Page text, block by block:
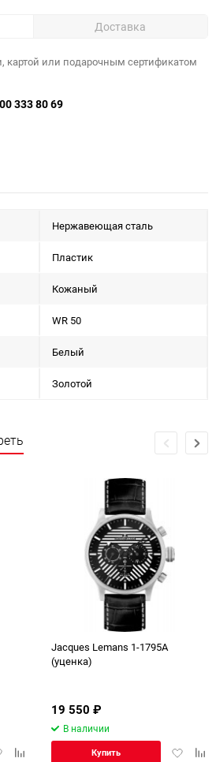
Доставка
картой или подарочным сертификатом
333 80 69
Нержавеющая сталь
Пластик
Кожаный
WR 50
Белый
Золотой
Добавить
Jacques Lemans 1-1795A
(уценка)
19 550 ₽
В наличии
Купить